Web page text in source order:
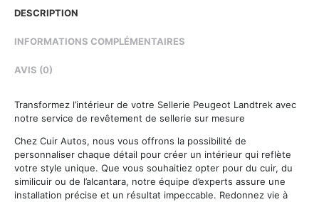
DESCRIPTION
INFORMATIONS COMPLÉMENTAIRES
AVIS (0)
Transformez l’intérieur de votre Sellerie Peugeot Landtrek avec
notre service de revêtement de sellerie sur mesure
Chez Cuir Autos, nous vous offrons la possibilité de
personnaliser chaque détail pour créer un intérieur qui reflète
votre style unique. Que vous souhaitiez opter pour du cuir, du
similicuir ou de l’alcantara, notre équipe d’experts assure une
installation précise et un résultat impeccable. Redonnez vie à